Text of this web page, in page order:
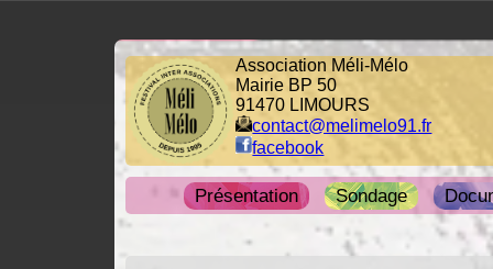
Association Méli-Mélo
Mairie BP 50
91470 LIMOURS
contact@melimelo91.fr
facebook
Présentation Sondage